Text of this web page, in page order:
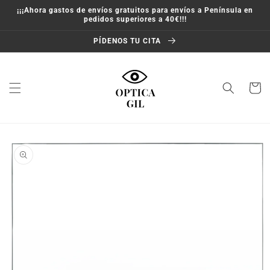
directamente
¡¡¡Ahora gastos de envíos gratuitos para envíos a Península en
pedidos superiores a 40€!!!
PÍDENOS TU CITA
Carrito
directamente
a la